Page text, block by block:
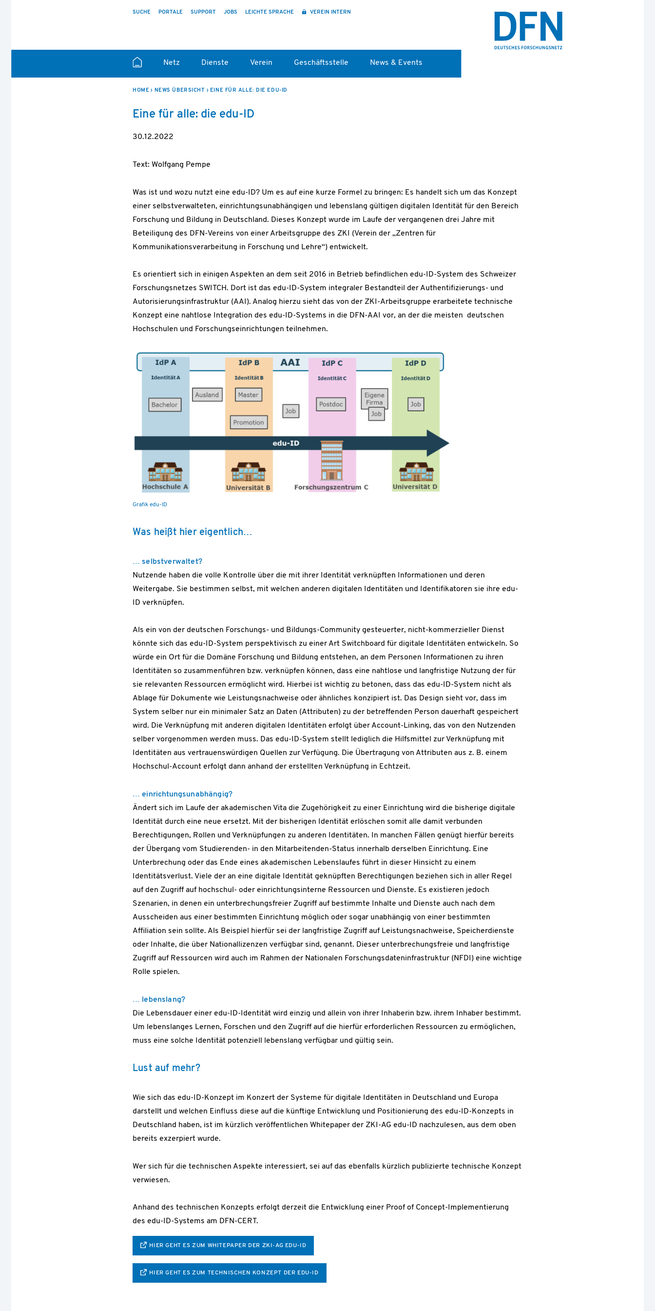
SUCHE PORTALE SUPPORT JOBS LEICHTE SPRACHE VEREIN INTERN
Netz Dienste Verein Geschäftsstelle News & Events
HOME NEWS ÜBERSICHT EINE FÜR ALLE: DIE EDU-ID
Eine für alle: die edu-ID
30.12.2022
Text: Wolfgang Pempe
Was ist und wozu nutzt eine edu-ID? Um es auf eine kurze Formel zu bringen: Es handelt sich um das Konzept
einer selbstverwalteten, einrichtungsunabhängigen und lebenslang gültigen digitalen Identität für den Bereich
Forschung und Bildung in Deutschland. Dieses Konzept wurde im Laufe der vergangenen drei Jahre mit
Beteiligung des DFN-Vereins von einer Arbeitsgruppe des ZKI (Verein der „Zentren für
Kommunikationsverarbeitung in Forschung und Lehre“) entwickelt.
Es orientiert sich in einigen Aspekten an dem seit 2016 in Betrieb befindlichen edu-ID-System des Schweizer
Forschungsnetzes SWITCH. Dort ist das edu-ID-System integraler Bestandteil der Authentifizierungs- und
Autorisierungsinfrastruktur (AAI). Analog hierzu sieht das von der ZKI-Arbeitsgruppe erarbeitete technische
Konzept eine nahtlose Integration des edu-ID-Systems in die DFN-AAI vor, an der die meisten deutschen
Hochschulen und Forschungseinrichtungen teilnehmen.
Grafik edu-ID
Was heißt hier eigentlich…
… selbstverwaltet?
Nutzende haben die volle Kontrolle über die mit ihrer Identität verknüpften Informationen und deren
Weitergabe. Sie bestimmen selbst, mit welchen anderen digitalen Identitäten und Identifikatoren sie ihre edu-
ID verknüpfen.
Als ein von der deutschen Forschungs- und Bildungs-Community gesteuerter, nicht-kommerzieller Dienst
könnte sich das edu-ID-System perspektivisch zu einer Art Switchboard für digitale Identitäten entwickeln. So
würde ein Ort für die Domäne Forschung und Bildung entstehen, an dem Personen Informationen zu ihren
Identitäten so zusammenführen bzw. verknüpfen können, dass eine nahtlose und langfristige Nutzung der für
sie relevanten Ressourcen ermöglicht wird. Hierbei ist wichtig zu betonen, dass das edu-ID-System nicht als
Ablage für Dokumente wie Leistungsnachweise oder ähnliches konzipiert ist. Das Design sieht vor, dass im
System selber nur ein minimaler Satz an Daten (Attributen) zu der betreffenden Person dauerhaft gespeichert
wird. Die Verknüpfung mit anderen digitalen Identitäten erfolgt über Account-Linking, das von den Nutzenden
selber vorgenommen werden muss. Das edu-ID-System stellt lediglich die Hilfsmittel zur Verknüpfung mit
Identitäten aus vertrauenswürdigen Quellen zur Verfügung. Die Übertragung von Attributen aus z. B. einem
Hochschul-Account erfolgt dann anhand der erstellten Verknüpfung in Echtzeit.
… einrichtungsunabhängig?
Ändert sich im Laufe der akademischen Vita die Zugehörigkeit zu einer Einrichtung wird die bisherige digitale
Identität durch eine neue ersetzt. Mit der bisherigen Identität erlöschen somit alle damit verbunden
Berechtigungen, Rollen und Verknüpfungen zu anderen Identitäten. In manchen Fällen genügt hierfür bereits
der Übergang vom Studierenden- in den Mitarbeitenden-Status innerhalb derselben Einrichtung. Eine
Unterbrechung oder das Ende eines akademischen Lebenslaufes führt in dieser Hinsicht zu einem
Identitätsverlust. Viele der an eine digitale Identität geknüpften Berechtigungen beziehen sich in aller Regel
auf den Zugriff auf hochschul- oder einrichtungsinterne Ressourcen und Dienste. Es existieren jedoch
Szenarien, in denen ein unterbrechungsfreier Zugriff auf bestimmte Inhalte und Dienste auch nach dem
Ausscheiden aus einer bestimmten Einrichtung möglich oder sogar unabhängig von einer bestimmten
Affiliation sein sollte. Als Beispiel hierfür sei der langfristige Zugriff auf Leistungsnachweise, Speicherdienste
oder Inhalte, die über Nationallizenzen verfügbar sind, genannt. Dieser unterbrechungsfreie und langfristige
Zugriff auf Ressourcen wird auch im Rahmen der Nationalen Forschungsdateninfrastruktur (NFDI) eine wichtige
Rolle spielen.
… lebenslang?
Die Lebensdauer einer edu-ID-Identität wird einzig und allein von ihrer Inhaberin bzw. ihrem Inhaber bestimmt.
Um lebenslanges Lernen, Forschen und den Zugriff auf die hierfür erforderlichen Ressourcen zu ermöglichen,
muss eine solche Identität potenziell lebenslang verfügbar und gültig sein.
Lust auf mehr?
Wie sich das edu-ID-Konzept im Konzert der Systeme für digitale Identitäten in Deutschland und Europa
darstellt und welchen Einfluss diese auf die künftige Entwicklung und Positionierung des edu-ID-Konzepts in
Deutschland haben, ist im kürzlich veröffentlichen Whitepaper der ZKI-AG edu-ID nachzulesen, aus dem oben
bereits exzerpiert wurde.
Wer sich für die technischen Aspekte interessiert, sei auf das ebenfalls kürzlich publizierte technische Konzept
verwiesen.
Anhand des technischen Konzepts erfolgt derzeit die Entwicklung einer Proof of Concept-Implementierung
des edu-ID-Systems am DFN-CERT.
HIER GEHT ES ZUM WHITEPAPER DER ZKI-AG EDU-ID
HIER GEHT ES ZUM TECHNISCHEN KONZEPT DER EDU-ID